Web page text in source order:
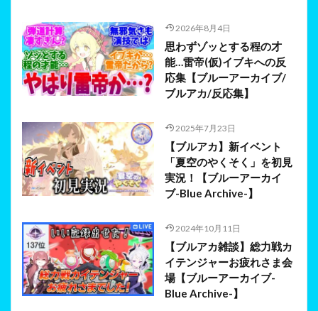
2026年8月4日
思わずゾッとする程の才
能…雷帝(仮)イブキへの反
応集【ブルーアーカイブ/
ブルアカ/反応集】
2025年7月23日
【ブルアカ】新イベント
「夏空のやくそく」を初見
実況！【ブルーアーカイ
ブ-Blue Archive-】
2024年10月11日
【ブルアカ雑談】総力戦カ
イテンジャーお疲れさま会
場【ブルーアーカイブ-
Blue Archive-】